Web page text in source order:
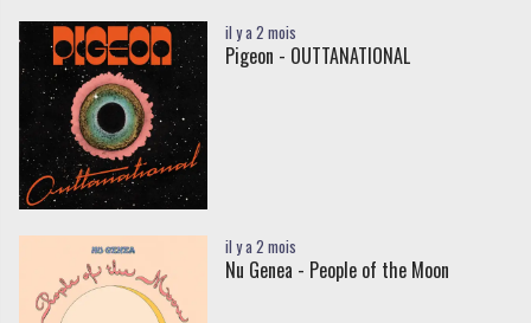
il y a 2 mois
Pigeon - OUTTANATIONAL
il y a 2 mois
Nu Genea - People of the Moon